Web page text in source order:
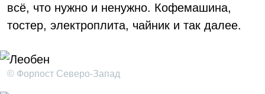
всё, что нужно и ненужно. Кофемашина,
тостер, электроплита, чайник и так далее.
© Форпост Северо-Запад